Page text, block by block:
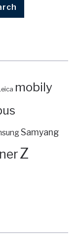
mobily
Samyang
Z